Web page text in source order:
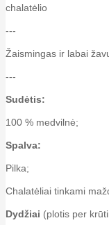
chalatėlio
---
Žaismingas ir labai
---
Sudėtis:
100 % medvilnė;
Spalva:
Pilka;
Chalatėliai tinkami
Dydžiai (plotis per